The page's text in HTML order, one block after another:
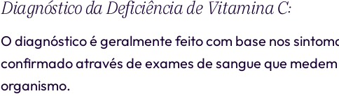
Diagnóstico da Deficiência de Vitamina C:
O diagnóstico é geralmente feito com base nos
confirmado através de exames de sangue que
organismo.